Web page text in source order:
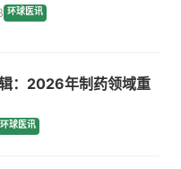
环球医讯
：2026年制药领域重
环球医讯